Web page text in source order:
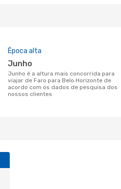
Época alta
junho
junho é a altura mais concorrida para
viajar de Faro para Belo Horizonte de
acordo com os dados de pesquisa dos
nossos clientes